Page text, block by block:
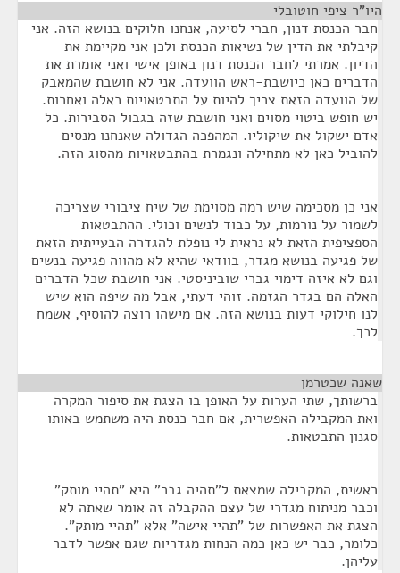
היו"ר ציפי חוטובלי
חבר הכנסת דנון, חברי לסיעה, אנחנו חלוקים בנושא הזה. אני
קיבלתי את הדין של נשיאות הכנסת ולכן אני מקיימת את
הדיון. אמרתי לחבר הכנסת דנון באופן אישי ואני אומרת את
הדברים כאן כיושבת-ראש הוועדה. אני לא חושבת שהמאבק
של הוועדה הזאת צריך להיות על התבטאויות כאלה ואחרות.
יש חופש ביטוי מסוים ואני חושבת שזה בגבול הסבירות. כל
אדם ישקול את שיקוליו. המהפכה הגדולה שאנחנו מנסים
להוביל כאן לא מתחילה ונגמרת בהתבטאויות מהסוג הזה.
אני כן מסכימה שיש רמה מסוימת של שיח ציבורי שצריכה
לשמור על נורמות, על כבוד לנשים וכולי. ההתבטאות
הספציפית הזאת לא נראית לי נופלת להגדרה הבעייתית הזאת
של פגיעה בנושא מגדר, בוודאי שהיא לא מהווה פגיעה בנשים
וגם לא איזה דימוי גברי שוביניסטי. אני חושבת שכל הדברים
האלה הם בגדר הגזמה. זוהי דעתי, אבל מה שיפה הוא שיש
לנו חילוקי דעות בנושא הזה. אם מישהו רוצה להוסיף, אשמח
לכך.
שאנה שכטרמן
ברשותך, שתי הערות על האופן בו הצגת את סיפור המקרה
ואת המקבילה האפשרית, אם חבר כנסת היה משתמש באותו
סגנון התבטאות.
ראשית, המקבילה שמצאת ל"תהיה גבר" היא "תהיי מותק"
וכבר מניתוח מגדרי של עצם ההקבלה זה אומר שאתה לא
הצגת את האפשרות של "תהיי אישה" אלא "תהיי מותק".
כלומר, כבר יש כאן כמה הנחות מגדריות שגם אפשר לדבר
עליהן.